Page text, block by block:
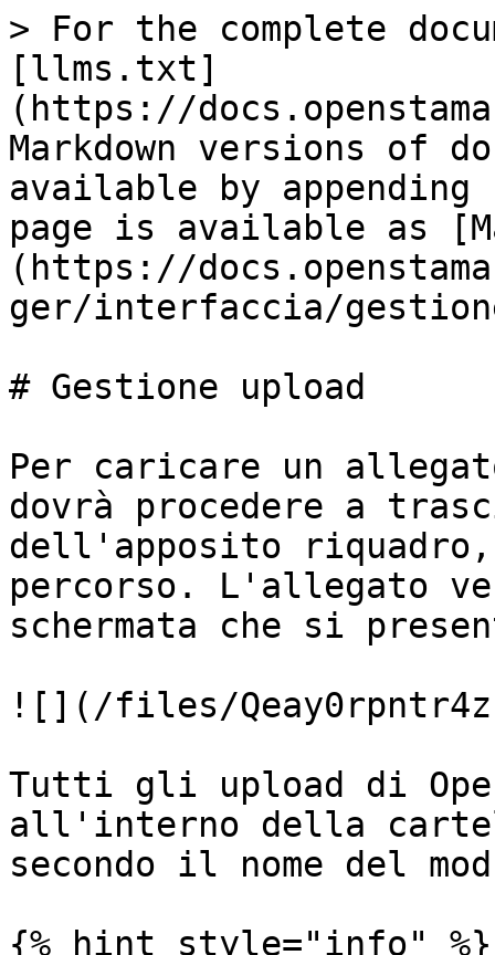
> For the complete
[llms.txt]
(https://
Markdown versions of
available by
page is available as
(https://
ger/interfaccia/
# Gestione upload
Per caricare un
dovrà procedere a
dell'apposito
percorso. L'allegato
schermata che si
![](/files/
Tutti gli upload di
all'interno della
secondo il nome del
{% hint style="info" %}